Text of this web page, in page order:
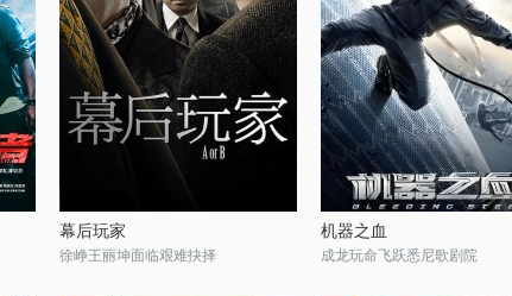
幕后玩家
徐峥王丽坤面临艰难抉择
机器之血
成龙玩命飞跃悉尼歌剧院